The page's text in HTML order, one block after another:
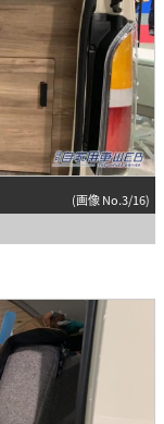
(画像 No.3/16)